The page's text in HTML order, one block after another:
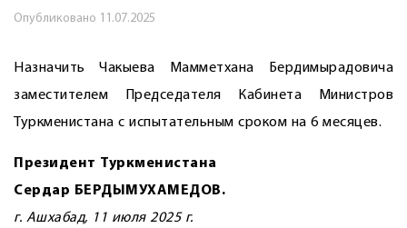
Опубликовано 11.07.2025
Назначить Чакыева Мамметхана Бердимырадовича
заместителем Председателя Кабинета Министров
Туркменистана с испытательным сроком на 6 месяцев.
Президент Туркменистана
Сердар БЕРДЫМУХАМЕДОВ.
г. Ашхабад, 11 июля 2025 г.